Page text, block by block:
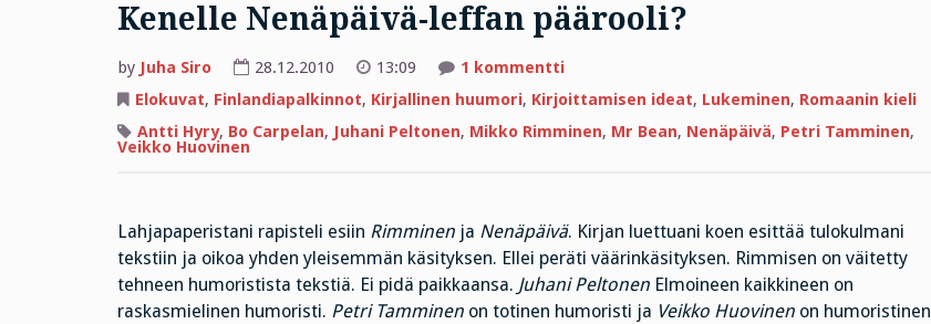
Kenelle Nenäpäivä-leffan päärooli?
by Juha Siro 28.12.2010 13:09 1 kommenttiartikkeliin
Nenäpäivä-
päärooli?
Elokuvat, Finlandiapalkinnot, Kirjallinen huumori, Kirjoittamisen ideat, Lukeminen, Romaanin kieli
Antti Hyry, Bo Carpelan, Juhani Peltonen, Mikko Rimminen, Mr Bean, Nenäpäivä, Petri Tamminen,
Veikko Huovinen
Lahjapaperistani rapisteli esiin Rimminenja Nenäpäivä. Kirjan luettuani koen esittää tulokulmani
tekstiin ja oikoa yhden yleisemmän käsityksen. Ellei peräti väärinkäsityksen. Rimmisen on väitetty
tehneen humoristista tekstiä. Ei pidä paikkaansa. Juhani PeltonenElmoineen kaikkineen on
raskasmielinen humoristi. Petri Tamminenon totinen humoristi ja Veikko Huovinenon humoristinen